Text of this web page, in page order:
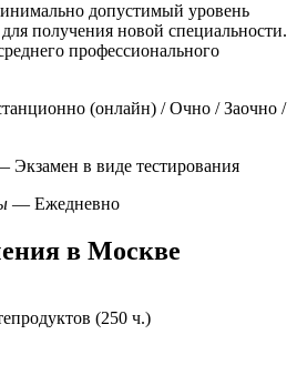
допустимый уровень
получения новой специальности.
профессионального
(онлайн) / Очно / Заочно /
Экзамен в виде тестирования
— Ежедневно
в Москве
(250 ч.)